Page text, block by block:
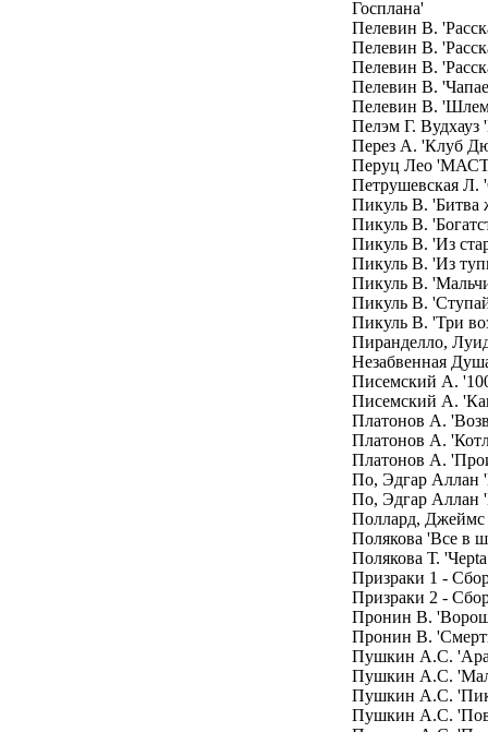
Госплана'
Пелевин В.
Пелевин В.
Пелевин В.
Пелевин В.
Пелевин В.
Пелэм Г.
Перез А. 'Клуб
Перуц Лео
Петрушевская Л.
Пикуль В. 'Битва
Пикуль В.
Пикуль В. 'Из
Пикуль В. 'Из
Пикуль В.
Пикуль В.
Пикуль В. 'Три
Пиранделло,
Незабвенная
Писемский А.
Писемский А.
Платонов А.
Платонов А.
Платонов А.
По, Эдгар Аллан
По, Эдгар Аллан
Поллард, Джеймс
Полякова 'Все в
Полякова Т.
Призраки 1 -
Призраки 2 -
Пронин В.
Пронин В.
Пушкин А.С.
Пушкин А.С.
Пушкин А.С.
Пушкин А.С.